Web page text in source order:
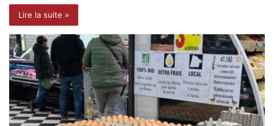
Lire la suite »